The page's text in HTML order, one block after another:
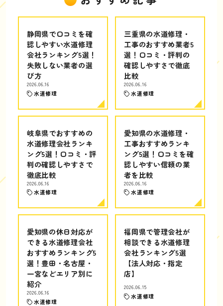
静岡県で口コミを確
認しやすい水道修理
会社ランキング5選！
失敗しない業者の選
び方
2026.06.16
水道修理
三重県の水道修理・
工事のおすすめ業者5
選！口コミ・評判の
確認しやすさで徹底
比較
2026.06.16
水道修理
岐阜県でおすすめの
水道修理会社ランキ
ング5選！口コミ・評
判の確認しやすさで
徹底比較
2026.06.16
水道修理
愛知県の水道修理・
工事おすすめランキ
ング5選！口コミを確
認しやすい信頼の業
者を比較
2026.06.16
水道修理
愛知県の休日対応が
できる水道修理会社
おすすめランキング5
選！豊田・名古屋・
一宮などエリア別に
紹介
2026.06.16
水道修理
福岡県で管理会社が
相談できる水道修理
会社ランキング5選
【法人対応・指定
店】
2026.06.15
水道修理